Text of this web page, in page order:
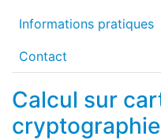
Informations pratiques
Contact
Calcul sur